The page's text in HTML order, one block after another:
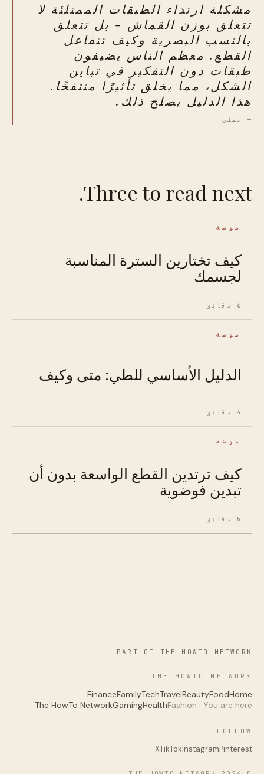
مشكلة ارتداء الطبقات الممتلئة لا
تتعلق بوزن القماش - بل تتعلق
بالنسب البصرية وكيف تتفاعل
القطع. معظم الناس يضيفون
طبقات دون التفكير في تباين
الشكل، مما يخلق تأثيرًا منتفخًا.
هذا الدليل يصلح ذلك.
— نيلي
Three to read next.
موضة
كيف تختارين السترة المناسبة
لجسمك
6 دقائق
موضة
الدليل الأساسي للطي: متى وكيف
4 دقائق
موضة
كيف ترتدين القطع الواسعة بدون أن
تبدين فوضوية
5 دقائق
PART OF THE HOWTO NETWORK
THE HOWTO NETWORK
Home
Food
Beauty
Travel
Tech
Family
Finance
Fashion · You are here
Health
Gaming
The HowTo Network
FOLLOW
Pinterest
Instagram
TikTok
X